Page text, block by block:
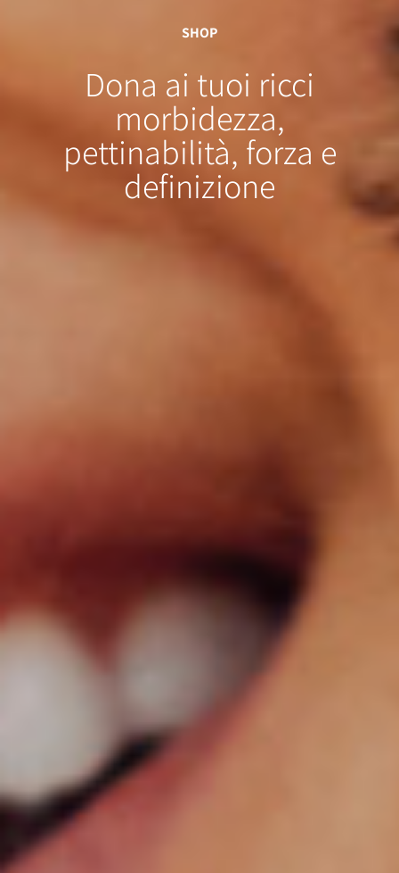
SHOP
Dona ai tuoi ricci
morbidezza,
pettinabilità, forza e
definizione